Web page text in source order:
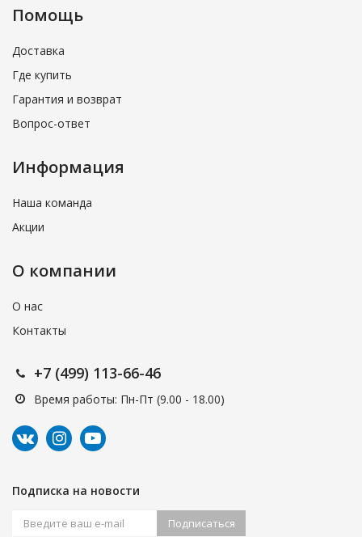
Помощь
Доставка
Где купить
Гарантия и возврат
Вопрос-ответ
Информация
Наша команда
Акции
О компании
О нас
Контакты
+7 (499) 113-66-46
Время работы: Пн-Пт (9.00 - 18.00)
Подписка на новости
Подписаться